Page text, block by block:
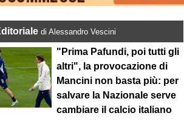
di Alessandro Vescini
"Prima Pafundi, poi tutti gli
altri", la provocazione di
Mancini non basta più: per
salvare la Nazionale serve
cambiare il calcio italiano